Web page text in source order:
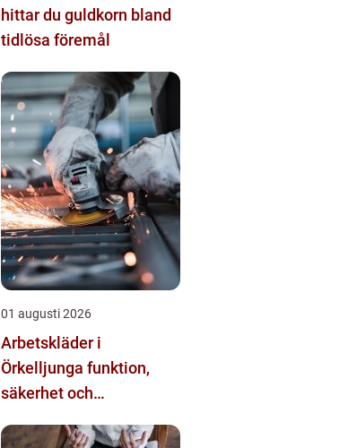
hittar du guldkorn bland
tidlösa föremål
01 augusti 2026
Arbetskläder i
Örkelljunga funktion,
säkerhet och